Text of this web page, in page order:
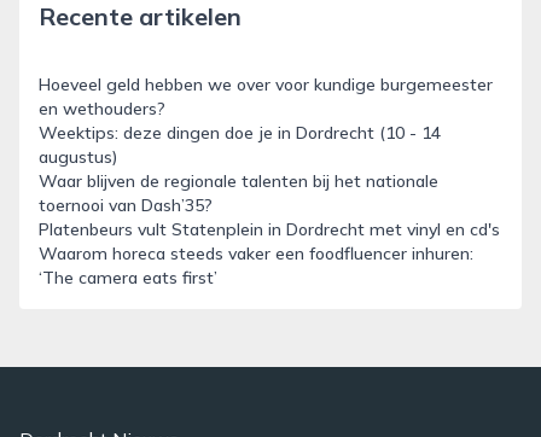
Recente artikelen
Hoeveel geld hebben we over voor kundige burgemeester
en wethouders?
Weektips: deze dingen doe je in Dordrecht (10 - 14
augustus)
Waar blijven de regionale talenten bij het nationale
toernooi van Dash’35?
Platenbeurs vult Statenplein in Dordrecht met vinyl en cd's
Waarom horeca steeds vaker een foodfluencer inhuren:
‘The camera eats first’